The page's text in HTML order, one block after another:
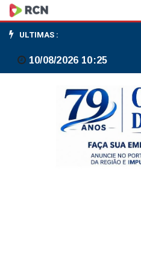
Bolsas
de
NY
fecham
ULTIMAS :
10/08/2026 10:25